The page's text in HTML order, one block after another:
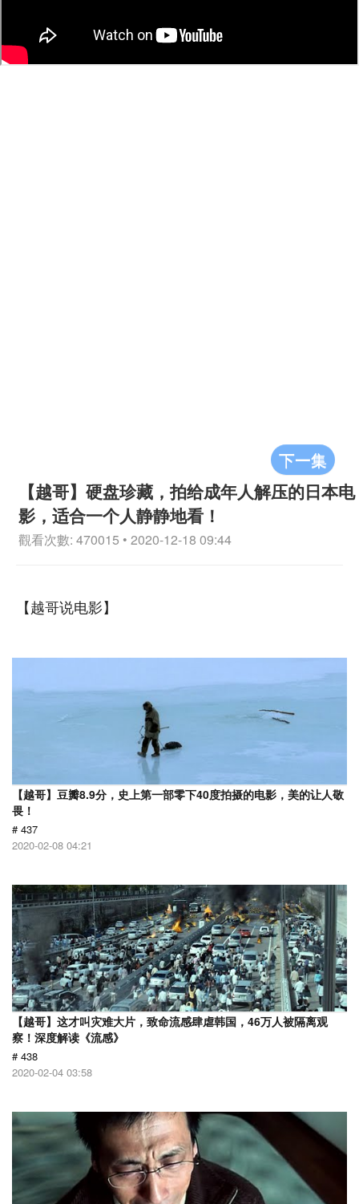
下一集
【越哥】硬盘珍藏，拍给成年人解压的日本电
影，适合一个人静静地看！
觀看次數: 470015 • 2020-12-18 09:44
【越哥说电影】
【越哥】豆瓣8.9分，史上第一部零下40度拍摄的电影，美的让人敬
畏！
# 437
2020-02-08 04:21
【越哥】这才叫灾难大片，致命流感肆虐韩国，46万人被隔离观
察！深度解读《流感》
# 438
2020-02-04 03:58